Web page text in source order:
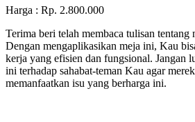
Harga : Rp. 2.800.000
Terima beri telah membaca tulisan tentang
Dengan mengaplikasikan meja ini, Kau
kerja yang efisien dan fungsional. Jangan
ini terhadap sahabat-teman Kau agar
memanfaatkan isu yang berharga ini.